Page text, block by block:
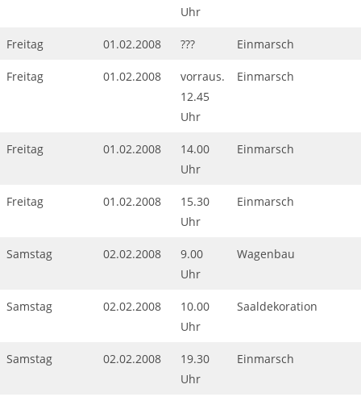
Uhr
Freitag 01.02.2008 ??? Einmarsch
Freitag 01.02.2008
vorraus.
12.45
Uhr
Einmarsch
Freitag 01.02.2008
14.00
Uhr
Einmarsch
Freitag 01.02.2008
15.30
Uhr
Einmarsch
Samstag 02.02.2008
9.00
Uhr
Wagenbau
Samstag 02.02.2008
10.00
Uhr
Saaldekoration
Samstag 02.02.2008
19.30
Uhr
Einmarsch